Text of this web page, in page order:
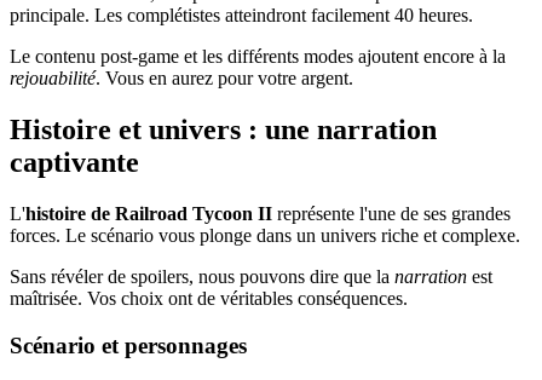
principale. Les complétistes atteindront facilement 40 heures.
Le contenu post-game et les différents modes ajoutent encore à la
rejouabilité. Vous en aurez pour votre argent.
Histoire et univers : une narration
captivante
L'histoire de Railroad Tycoon II représente l'une de ses grandes
forces. Le scénario vous plonge dans un univers riche et complexe.
Sans révéler de spoilers, nous pouvons dire que la narration est
maîtrisée. Vos choix ont de véritables conséquences.
Scénario et personnages